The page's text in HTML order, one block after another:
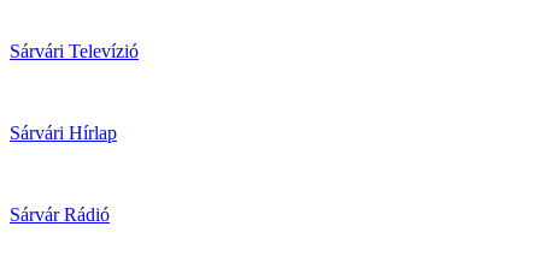
Sárvári Televízió
Sárvári Hírlap
Sárvár Rádió